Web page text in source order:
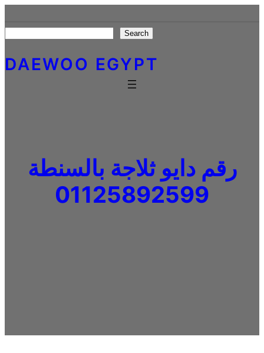
to
content
Search
DAEWOO EGYPT
رقم دايو ثلاجة بالسنطة
01125892599